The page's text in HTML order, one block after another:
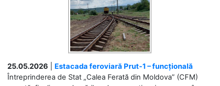
25.05.2026
Estacada feroviară Prut-1 – funcțională
Întreprinderea de Stat „Calea Ferată din Moldova” (CFM)